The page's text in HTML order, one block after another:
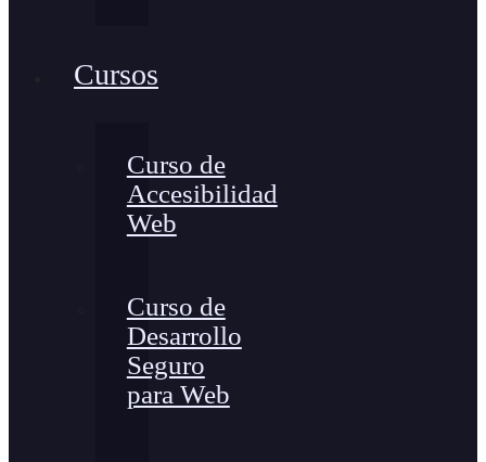
Cursos
Curso de
Accesibilidad
Web
Curso de
Desarrollo
Seguro
para Web